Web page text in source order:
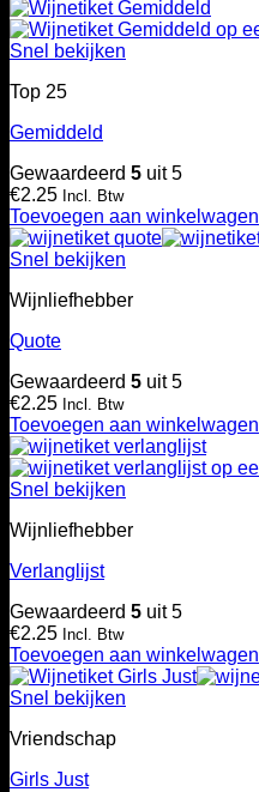
Snel bekijken
Top 25
Gemiddeld
Gewaardeerd 5 uit 5
€2.25 Incl. Btw
Toevoegen aan winkelwagen
Snel bekijken
Wijnliefhebber
Quote
Gewaardeerd 5 uit 5
€2.25 Incl. Btw
Toevoegen aan winkelwagen
Snel bekijken
Wijnliefhebber
Verlanglijst
Gewaardeerd 5 uit 5
€2.25 Incl. Btw
Toevoegen aan winkelwagen
Snel bekijken
Vriendschap
Girls Just